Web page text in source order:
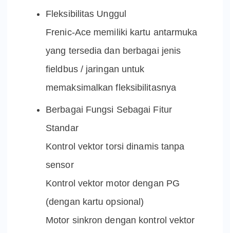
Fleksibilitas Unggul
Frenic-Ace memiliki kartu antarmuka
yang tersedia dan berbagai jenis
fieldbus / jaringan untuk
memaksimalkan fleksibilitasnya
Berbagai Fungsi Sebagai Fitur
Standar
Kontrol vektor torsi dinamis tanpa
sensor
Kontrol vektor motor dengan PG
(dengan kartu opsional)
Motor sinkron dengan kontrol vektor